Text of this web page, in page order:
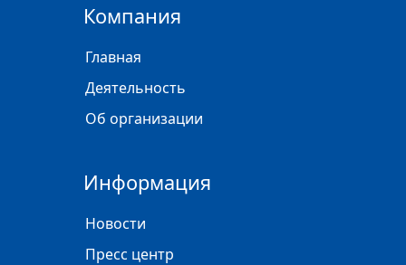
Компания
Главная
Деятельность
Об организации
Информация
Новости
Пресс центр